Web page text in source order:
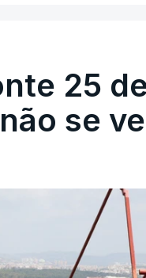
25
se